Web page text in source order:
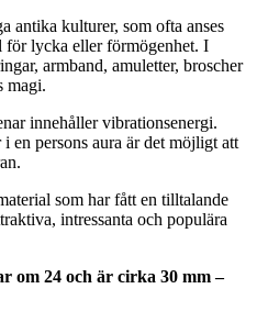
antika kulturer, som ofta anses
för lycka eller förmögenhet. I
armband, amuletter, broscher
magi.
innehåller vibrationsenergi.
en persons aura är det möjligt att
som har fått en tilltalande
intressanta och populära
om 24 och är cirka 30 mm –